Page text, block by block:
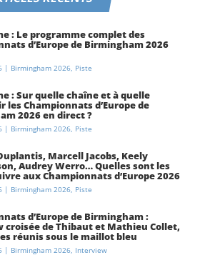
: Le programme complet des
d’Europe de Birmingham 2026
| Birmingham 2026, Piste
: Sur quelle chaîne et à quelle
les Championnats d’Europe de
2026 en direct ?
| Birmingham 2026, Piste
Marcell Jacobs, Keely
Audrey Werro… Quelles sont les
aux Championnats d’Europe 2026
?
| Birmingham 2026, Piste
d’Europe de Birmingham :
croisée de Thibaut et Mathieu Collet,
réunis sous le maillot bleu
| Birmingham 2026, Interview